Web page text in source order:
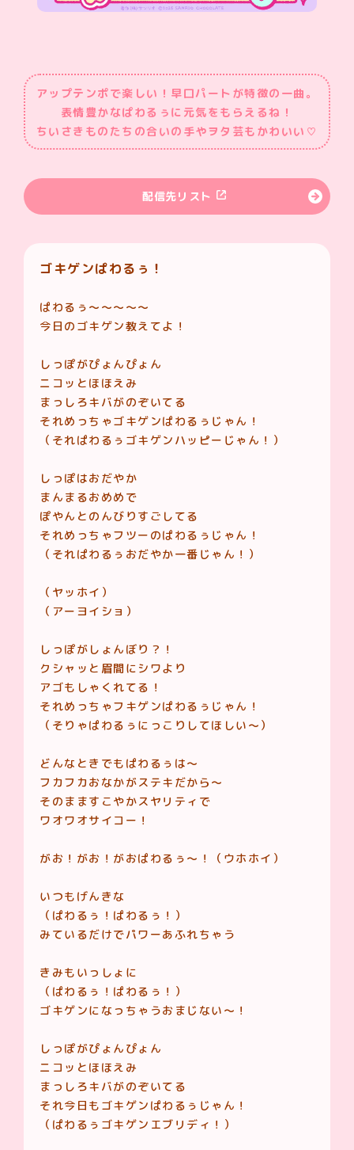
アップテンポで楽しい！早口パートが特徴の一曲。
表情豊かなぱわるぅに元気をもらえるね！
ちいさきものたちの合いの手やヲタ芸もかわいい♡
配信先リスト
ゴキゲンぱわるぅ！
ぱわるぅ〜〜〜〜〜
今日のゴキゲン教えてよ！
しっぽがぴょんぴょん
ニコッとほほえみ
まっしろキバがのぞいてる
それめっちゃゴキゲンぱわるぅじゃん！
（それぱわるぅゴキゲンハッピーじゃん！）
しっぽはおだやか
まんまるおめめで
ぽやんとのんびりすごしてる
それめっちゃフツーのぱわるぅじゃん！
（それぱわるぅおだやか一番じゃん！）
（ヤッホイ）
（アーヨイショ）
しっぽがしょんぼり？！
クシャッと眉間にシワより
アゴもしゃくれてる！
それめっちゃフキゲンぱわるぅじゃん！
（そりゃぱわるぅにっこりしてほしい〜）
どんなときでもぱわるぅは〜
フカフカおなかがステキだから〜
そのまますこやかスヤリティで
ワオワオサイコー！
がお！がお！がおぱわるぅ〜！（ウホホイ）
いつもげんきな
（ぱわるぅ！ぱわるぅ！）
みているだけでパワーあふれちゃう
きみもいっしょに
（ぱわるぅ！ぱわるぅ！）
ゴキゲンになっちゃうおまじない〜！
しっぽがぴょんぴょん
ニコッとほほえみ
まっしろキバがのぞいてる
それ今日もゴキゲンぱわるぅじゃん！
（ぱわるぅゴキゲンエブリディ！）